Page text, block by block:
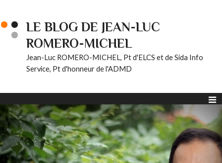
LE BLOG DE JEAN-LUC
ROMERO-MICHEL
Jean-Luc ROMERO-MICHEL, Pt d'ELCS et de Sida Info
Service, Pt d'honneur de l'ADMD